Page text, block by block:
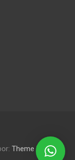
Theme Horse